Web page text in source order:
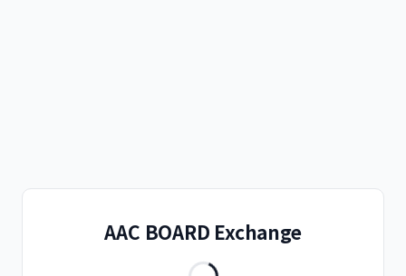
AAC BOARD Exchange